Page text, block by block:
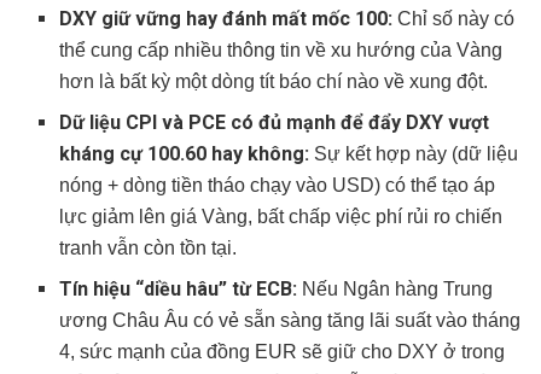
DXY giữ vững hay đánh mất mốc 100: Chỉ số này có
thể cung cấp nhiều thông tin về xu hướng của Vàng
hơn là bất kỳ một dòng tít báo chí nào về xung đột.
Dữ liệu CPI và PCE có đủ mạnh để đẩy DXY vượt
kháng cự 100.60 hay không: Sự kết hợp này (dữ liệu
nóng + dòng tiền tháo chạy vào USD) có thể tạo áp
lực giảm lên giá Vàng, bất chấp việc phí rủi ro chiến
tranh vẫn còn tồn tại.
Tín hiệu “diều hâu” từ ECB: Nếu Ngân hàng Trung
ương Châu Âu có vẻ sẵn sàng tăng lãi suất vào tháng
4, sức mạnh của đồng EUR sẽ giữ cho DXY ở trong